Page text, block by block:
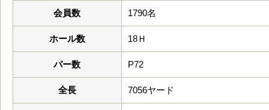
会員数 1790名
ホール数 18Ｈ
パー数 P72
全長 7056ヤード